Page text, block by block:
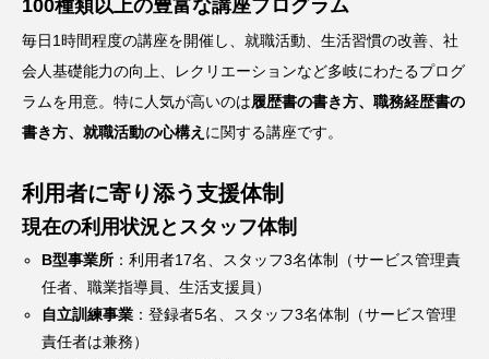
100種類以上の豊富な講座プログラム
毎日1時間程度の講座を開催し、就職活動、生活習慣の改善、社
会人基礎能力の向上、レクリエーションなど多岐にわたるプログ
ラムを用意。特に人気が高いのは履歴書の書き方、職務経歴書の
書き方、就職活動の心構え に関する講座です。
利用者に寄り添う支援体制
現在の利用状況とスタッフ体制
B型事業所 ：利用者17名、スタッフ3名体制（サービス管理責
任者、職業指導員、生活支援員）
自立訓練事業 ：登録者5名、スタッフ3名体制（サービス管理
責任者は兼務）